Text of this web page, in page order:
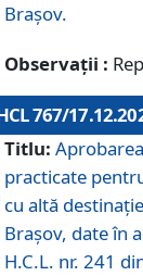
Braşov.
Observații :
767/
Titlu:
practicate
cu altă
Braşov, date în
H.C.L. nr. 241